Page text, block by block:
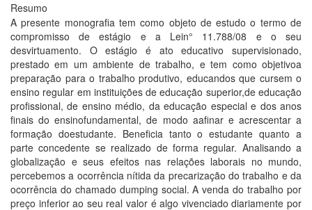
Resumo
A presente monografia tem como objeto de estudo o termo de
compromisso de estágio e a Lein° 11.788/08 e o seu
desvirtuamento. O estágio é ato educativo supervisionado,
prestado em um ambiente de trabalho, e tem como objetivoa
preparação para o trabalho produtivo, educandos que cursem o
ensino regular em instituições de educação superior,de educação
profissional, de ensino médio, da educação especial e dos anos
finais do ensinofundamental, de modo aafinar e acrescentar a
formação doestudante. Beneficia tanto o estudante quanto a
parte concedente se realizado de forma regular. Analisando a
globalização e seus efeitos nas relações laborais no mundo,
percebemos a ocorrência nítida da precarização do trabalho e da
ocorrência do chamado dumping social. A venda do trabalho por
preço inferior ao seu real valor é algo vivenciado diariamente por